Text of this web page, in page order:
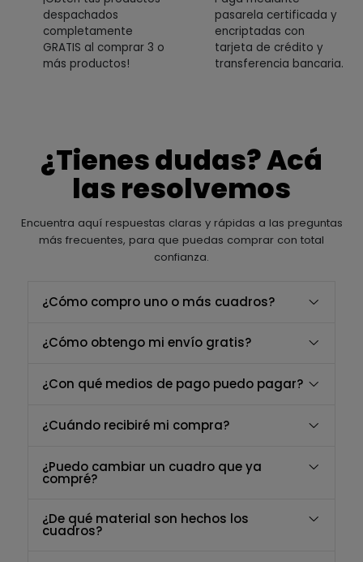
despachados
completamente
GRATIS al comprar 3 o
más productos!
pasarela certificada y
encriptadas con
tarjeta de crédito y
transferencia bancaria.
¿Tienes dudas? Acá
las resolvemos
Encuentra aquí respuestas claras y rápidas a las preguntas
más frecuentes, para que puedas comprar con total
confianza.
¿Cómo compro uno o más cuadros?
¿Cómo obtengo mi envío gratis?
¿Con qué medios de pago puedo pagar?
¿Cuándo recibiré mi compra?
¿Puedo cambiar un cuadro que ya
compré?
¿De qué material son hechos los
cuadros?